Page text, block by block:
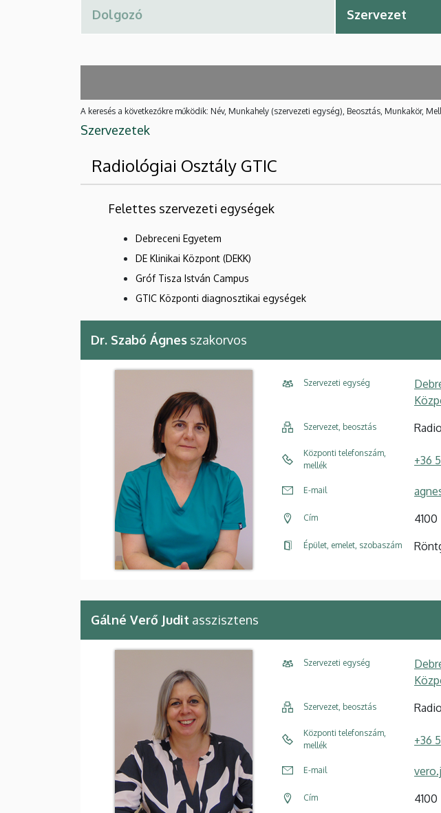
A keresés a következőkre működik: Név, Munkahely (szervezeti egység), Beosztás, Munkakör,
Szervezetek
Radiológiai Osztály GTIC
Felettes szervezeti egységek
Debreceni Egyetem
DE Klinikai Központ (DEKK)
Gróf Tisza István Campus
GTIC Központi diagnosztikai egységek
Dr. Szabó Ágnes szakorvos
Szervezeti egység
Szervezet, beosztás
Központi telefonszám,
mellék
+36
E-mail
Cím
Épület, emelet, szobaszám
Gálné Verő Judit asszisztens
Szervezeti egység
Szervezet, beosztás
Központi telefonszám,
mellék
+36
E-mail
Cím